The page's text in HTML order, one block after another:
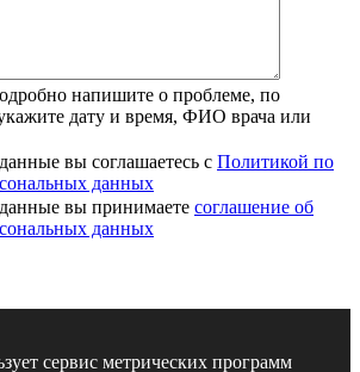
напишите о проблеме, по
дату и время, ФИО врача или
вы соглашаетесь с Политикой по
данных
вы принимаете соглашение об
данных
сервис метрических программ